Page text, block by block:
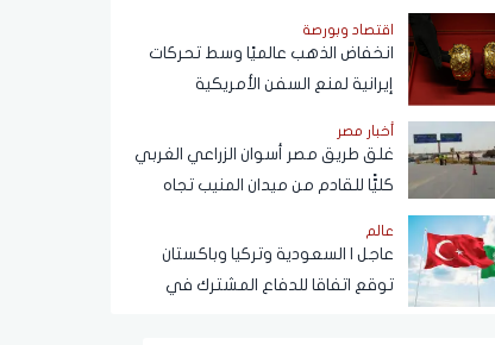
اقتصاد وبورصة
انخفاض الذهب عالميًا وسط تحركات
إيرانية لمنع السفن الأمريكية
أخبار مصر
غلق طريق مصر أسوان الزراعي الغربي
كليًّا للقادم من ميدان المنيب تجاه
عالم
عاجل | السعودية وتركيا وباكستان
توقع اتفاقا للدفاع المشترك في